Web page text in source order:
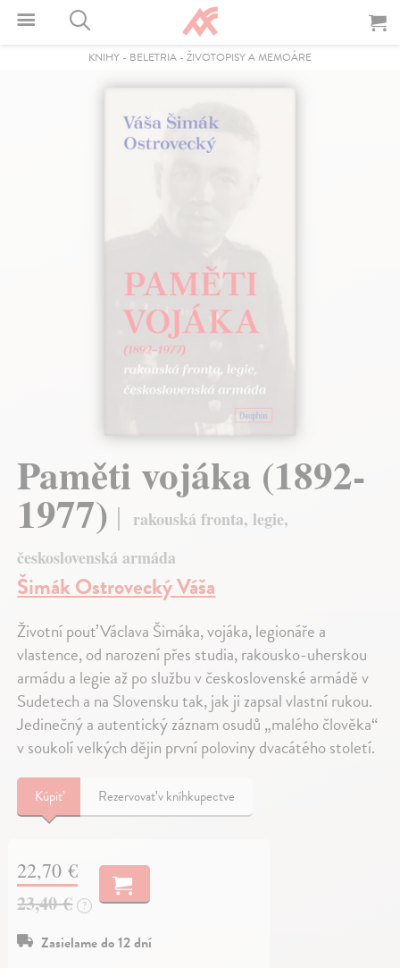
KNIHY - BELETRIA - ŽIVOTOPISY A MEMOÁRE
Paměti vojáka (1892-
1977)
rakouská fronta, legie,
československá armáda
Šimák Ostrovecký Váša
Životní pouť Václava Šimáka, vojáka, legionáře a
vlastence, od narození přes studia, rakousko-uherskou
armádu a legie až po službu v československé armádě v
Sudetech a na Slovensku tak, jak ji zapsal vlastní rukou.
Jedinečný a autentický záznam osudů „malého člověka“
v soukolí velkých dějin první poloviny dvacátého století.
Kúpiť Rezervovať v kníhkupectve
22,70 €
23,40 €
?
Zasielame do 12 dní